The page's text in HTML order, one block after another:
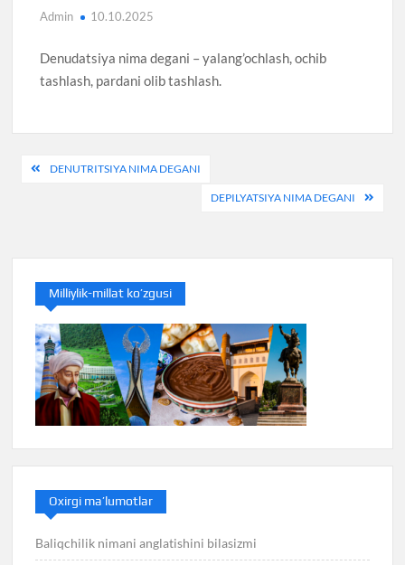
Admin 10.10.2025
Denudatsiya nima degani – yalang’ochlash, ochib
tashlash, pardani olib tashlash.
PostDENUTRITSIYA NIMA DEGANI
DEPILYATSIYA NIMA DEGANI
Milliylik-millat ko’zgusi
Oxirgi ma’lumotlar
Baliqchilik nimani anglatishini bilasizmi